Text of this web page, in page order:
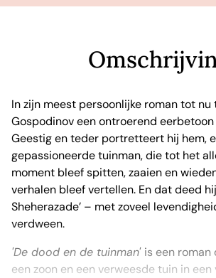
In zijn meest persoonlijke roman tot
Gospodinov een ontroerend eerbetoon
Geestig en teder portretteert hij hem,
gepassioneerde tuinman, die tot het
moment bleef spitten, zaaien en
verhalen bleef vertellen. En dat deed
Sheherazade’ – met zoveel
verdween.
'De dood en de tuinman' is een roman
een zoon en een verweesde tuin in